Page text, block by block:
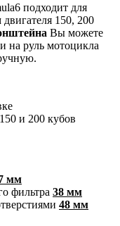
подходит для
150, 200
Вы можете
на руль мотоцикла
и 200 кубов
мм
фильтра 38 мм
48 мм